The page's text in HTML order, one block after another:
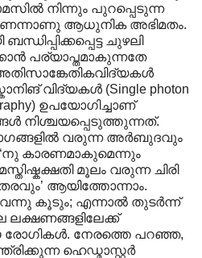
നിന്നും പുറപ്പെടുന്ന
ആധുനിക അഭിമതം.
ചുഴലി
പര്യാപ്തമാകുന്നതേ
വിദ്യകൾ (Single photon
ഉപയോഗിച്ചാണ്
നിശ്ചയപ്പെടുത്തുന്നത്.
വരുന്ന അർബുദവും
കാരണമാകുമെന്നും
മൂലം വരുന്ന ചിരി
ആയിത്തോന്നാം.
വന്നു കൂടും; എന്നാൽ തുടർന്ന്
ലക്ഷണങ്ങളിലേക്ക്
നേരത്തെ പറഞ്ഞ,
ഹെഡ്മാസ്റ്റർ